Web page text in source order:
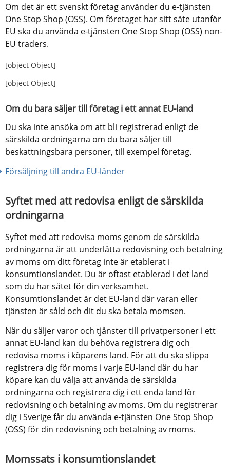
Om det är ett svenskt företag använder du e-tjänsten
One Stop Shop (OSS). Om företaget har sitt säte utanför
EU ska du använda e-tjänsten One Stop Shop (OSS) non-
EU traders.
[object Object]
[object Object]
Om du bara säljer till företag i ett annat EU-land
Du ska inte ansöka om att bli registrerad enligt de
särskilda ordningarna om du bara säljer till
beskattningsbara personer, till exempel företag.
Försäljning till andra EU-länder
Syftet med att redovisa enligt de särskilda
ordningarna
Syftet med att redovisa moms genom de särskilda
ordningarna är att underlätta redovisning och betalning
av moms om ditt företag inte är etablerat i
konsumtionslandet. Du är oftast etablerad i det land
som du har sätet för din verksamhet.
Konsumtionslandet är det EU-land där varan eller
tjänsten är såld och dit du ska betala momsen.
När du säljer varor och tjänster till privatpersoner i ett
annat EU-land kan du behöva registrera dig och
redovisa moms i köparens land. För att du ska slippa
registrera dig för moms i varje EU-land där du har
köpare kan du välja att använda de särskilda
ordningarna och registrera dig i ett enda land för
redovisning och betalning av moms. Om du registrerar
dig i Sverige får du använda e-tjänsten One Stop Shop
(OSS) för din redovisning och betalning av moms.
Momssats i konsumtionslandet